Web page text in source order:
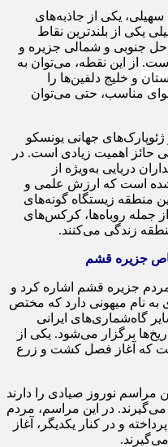
یکی از جاذبه‌های
یکی از بلندترین نقاط
جنوبی و شمالی جزیره و
است. از این نقطه، می‌توان به
و خلیج دلفین‌ها را
مناسب، حتی می‌توان
جهانی یونسکو
حائز اهمیت زیادی است. در
دریایی به‌ویژه از
است که ارزش علمی و
منطقه زیستگاه گونه‌های
جمله روباه‌ها، کرکس‌های
زندگی می‌کنند.
جزیره قشم
جزیره قشم اشاره کرد و
نام میهونی دارد که مختص
گاه‌شماری‌های ایرانی
برگزار می‌شود. یکی از
که آغاز فصل کشت و زرع
نوروز صیادی را دارند
در این مراسم، مردم
و در کنار یکدیگر، آغاز